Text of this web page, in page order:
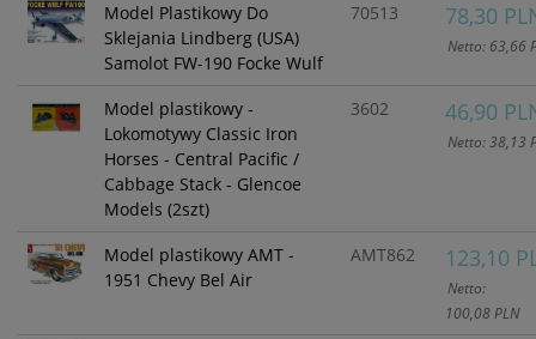
Model Plastikowy Do
Sklejania Lindberg (USA)
Samolot FW-190 Focke Wulf
70513 78,30
Netto: 63,66
Model plastikowy -
Lokomotywy Classic Iron
Horses - Central Pacific /
Cabbage Stack - Glencoe
Models (2szt)
3602 46,90
Netto: 38,13
Model plastikowy AMT -
1951 Chevy Bel Air
AMT862 123,10
Netto:
100,08 PLN